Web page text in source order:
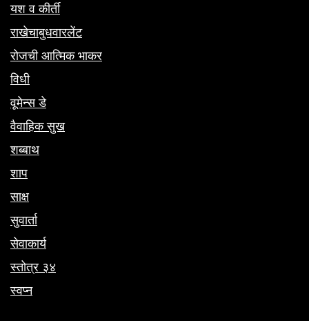
यश व कीर्ती
राखेचाबुधवारलेंट
रोजची आत्मिक भाकर
विधी
वूमेन्स डे
वैवाहिक सुख
शब्बाथ
शाप
साक्ष
सुवार्ता
सेवाकार्य
स्तोत्र ३४
स्वप्न